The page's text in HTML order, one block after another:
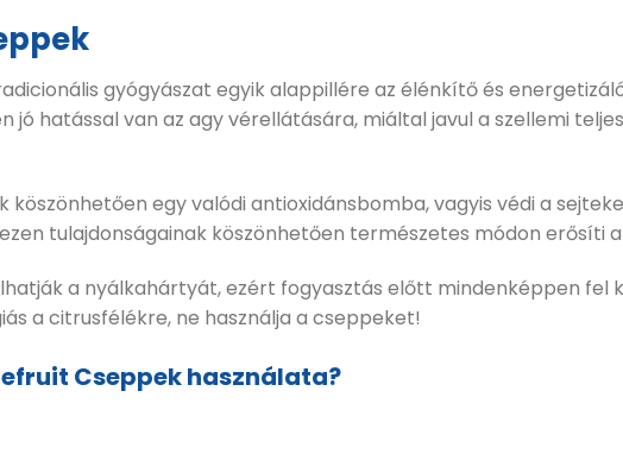
gyógyászat egyik alappillére az élénkítő és
jó hatással van az agy vérellátására, miáltal javul a szellemi
egy valódi antioxidánsbomba, vagyis védi a
tulajdonságainak köszönhetően természetes módon erősíti
a nyálkahártyát, ezért fogyasztás előtt mindenképpen fel
a citrusfélékre, ne használja a cseppeket!
Cseppek használata?